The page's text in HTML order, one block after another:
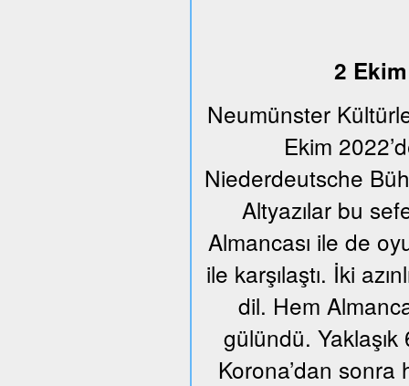
2
Neumünster
Ekim
Niederdeutsche
Altyazılar bu
Almancası ile de
ile karşılaştı. İki
dil. Hem
gülündü. Yaklaşık
Korona’dan